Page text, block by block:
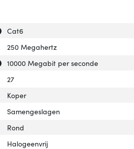
Uitleg over 'Kabel standaard'
Verberg uitleg over 'Kabel standaard'
Cat6
250 Megahertz
Uitleg over 'Overdrachtssnelheid'
Verberg uitleg over 'Overdrachtssnelheid'
10000 Megabit per seconde
27
Koper
Samengeslagen
Rond
Halogeenvrij